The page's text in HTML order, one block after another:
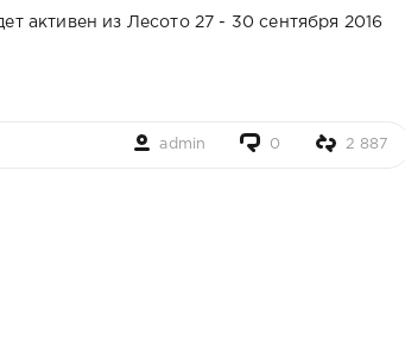
активен из Лесото 27 - 30 сентября 2016
admin 0 2 887